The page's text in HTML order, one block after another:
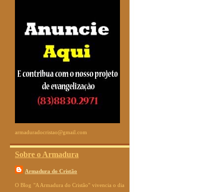
armaduradocristao@gmail.com
Sobre o Armadura
Armadura do Cristão
O Blog "A Armadura do Cristão" vivencia o dia